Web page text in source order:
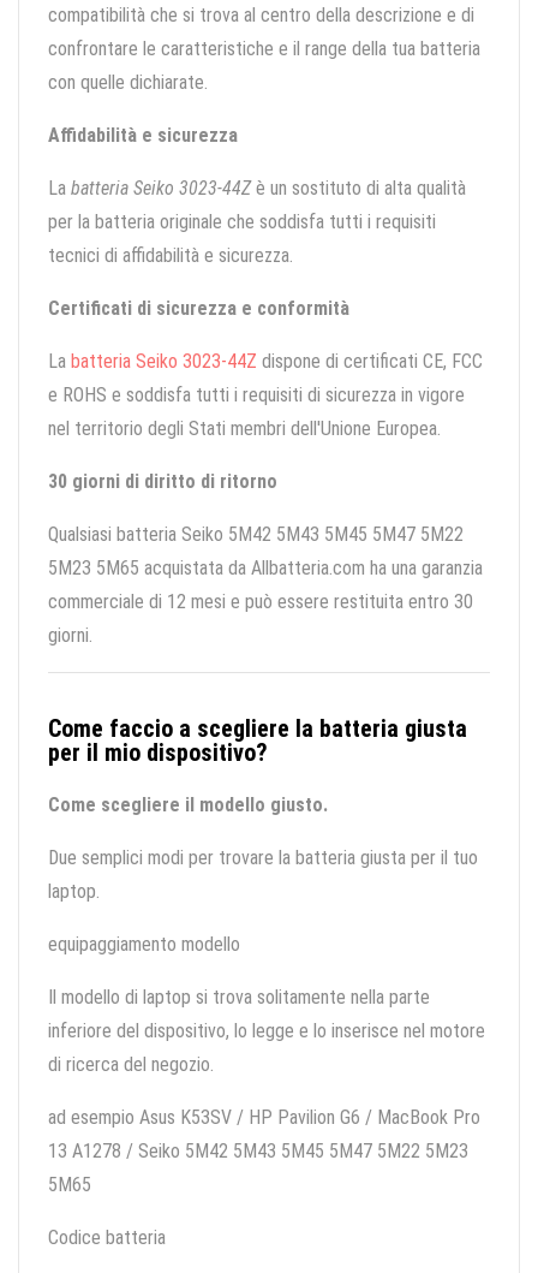
compatibilità che si trova al centro della descrizione e di
confrontare le caratteristiche e il range della tua batteria
con quelle dichiarate.
Affidabilità e sicurezza
La batteria Seiko 3023-44Zè un sostituto di alta qualità
per la batteria originale che soddisfa tutti i requisiti
tecnici di affidabilità e sicurezza.
Certificati di sicurezza e conformità
La batteria Seiko 3023-44Z dispone di certificati CE, FCC
e ROHS e soddisfa tutti i requisiti di sicurezza in vigore
nel territorio degli Stati membri dell'Unione Europea.
30 giorni di diritto di ritorno
Qualsiasi batteria Seiko 5M42 5M43 5M45 5M47 5M22
5M23 5M65 acquistata da Allbatteria.com ha una garanzia
commerciale di 12 mesi e può essere restituita entro 30
giorni.
Come faccio a scegliere la batteria giusta
per il mio dispositivo?
Come scegliere il modello giusto.
Due semplici modi per trovare la batteria giusta per il tuo
laptop.
equipaggiamento modello
Il modello di laptop si trova solitamente nella parte
inferiore del dispositivo, lo legge e lo inserisce nel motore
di ricerca del negozio.
ad esempio Asus K53SV / HP Pavilion G6 / MacBook Pro
13 A1278 / Seiko 5M42 5M43 5M45 5M47 5M22 5M23
5M65
Codice batteria